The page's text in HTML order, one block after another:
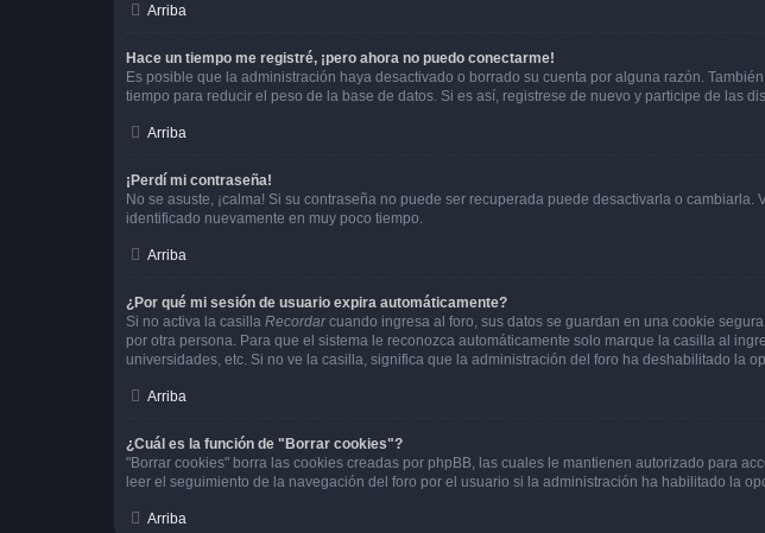
Arriba
Hace un tiempo me registré, ¡pero ahora no puedo conectarme!
Es posible que la administración haya desactivado o borrado su cuenta por alguna razón.
tiempo para reducir el peso de la base de datos. Si es así, registrese de nuevo y participe de las
Arriba
¡Perdí mi contraseña!
No se asuste, ¡calma! Si su contraseña no puede ser recuperada puede desactivarla o
identificado nuevamente en muy poco tiempo.
Arriba
¿Por qué mi sesión de usuario expira automáticamente?
Si no activa la casilla Recordarcuando ingresa al foro, sus datos se guardan en una cookie
por otra persona. Para que el sistema le reconozca automáticamente solo marque la casilla al
universidades, etc. Si no ve la casilla, significa que la administración del foro ha deshabilitado la
Arriba
¿Cuál es la función de "Borrar cookies"?
"Borrar cookies" borra las cookies creadas por phpBB, las cuales le mantienen autorizado para
leer el seguimiento de la navegación del foro por el usuario si la administración ha habilitado la
Arriba